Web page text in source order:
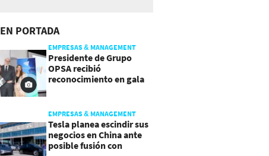
EN PORTADA
EMPRESAS & MANAGEMENT
Presidente de Grupo
OPSA recibió
reconocimiento en gala
EMPRESAS & MANAGEMENT
Tesla planea escindir sus
negocios en China ante
posible fusión con